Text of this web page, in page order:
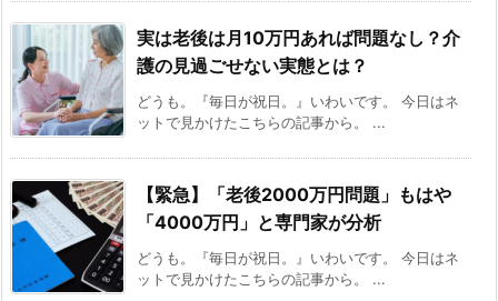
実は老後は月10万円あれば問題なし？介
護の見過ごせない実態とは？
どうも。『毎日が祝日。』いわいです。 今日はネ
ットで見かけたこちらの記事から。 ...
【緊急】「老後2000万円問題」もはや
「4000万円」と専門家が分析
どうも。『毎日が祝日。』いわいです。 今日はネ
ットで見かけたこちらの記事から。 ...